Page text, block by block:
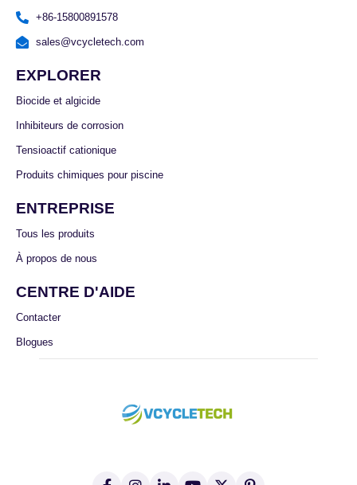
+86-15800891578
sales@vcycletech.com
EXPLORER
Biocide et algicide
Inhibiteurs de corrosion
Tensioactif cationique
Produits chimiques pour piscine
ENTREPRISE
Tous les produits
À propos de nous
CENTRE D'AIDE
Contacter
Blogues
F
I
Y
X
P